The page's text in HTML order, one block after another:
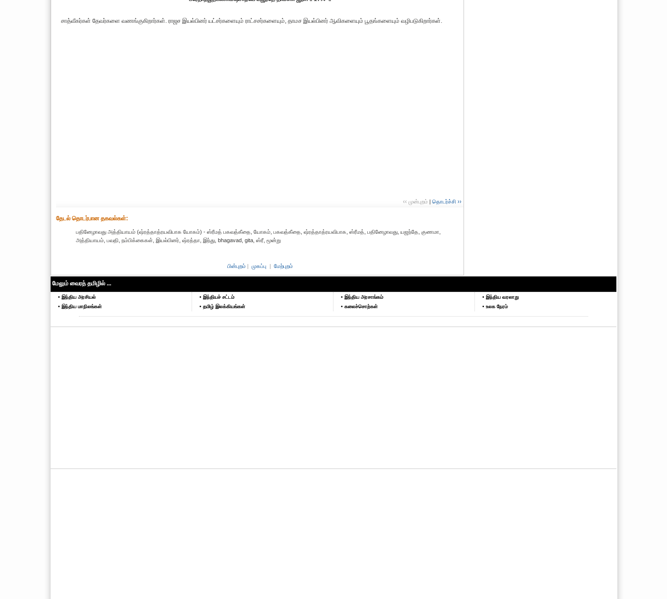
சாத்வீகர்கள் தேவர்களை வணங்குகிறார்கள். ராஜச இயல்பினர் யட்சர்களையும் ராட்சசர்களையும், தாமச இயல்பினர் ஆவிகளையும் பூதங்களையும் வழிபடுகிறார்கள்.
‹‹ முன்புறம் | தொடர்ச்சி ››
தேட‌ல் தொட‌ர்பான தகவ‌ல்க‌ள்:
பதினேழாவது அத்தியாயம் (ஷ்ரத்தாத்ரயவிபாக யோகம்) - ஸ்ரீமத் பகவத்கீதை, யோகம், பகவத்கீதை, ஷ்ரத்தாத்ரயவிபாக, ஸ்ரீமத், பதினேழாவது, யஜந்தே, குணமா,
அத்தியாயம், பவதி, நம்பிக்கைகள், இயல்பினர், ஷ்ரத்தா, இந்து, bhagavad, gita, ஸ்ரீ, மூன்று
பின்புறம் | முகப்பு | மேற்புறம்
மேலும் வைரத் தமிழில் ...
• இந்திய அரசியல்
• இந்திய மாநிலங்கள்
• இந்தியச் சட்டம்
• தமிழ் இலக்கியங்கள்
• இந்திய அரசாங்கம்
• கலைச்சொற்கள்
• இந்திய வரலாறு
• உலக நேரம்